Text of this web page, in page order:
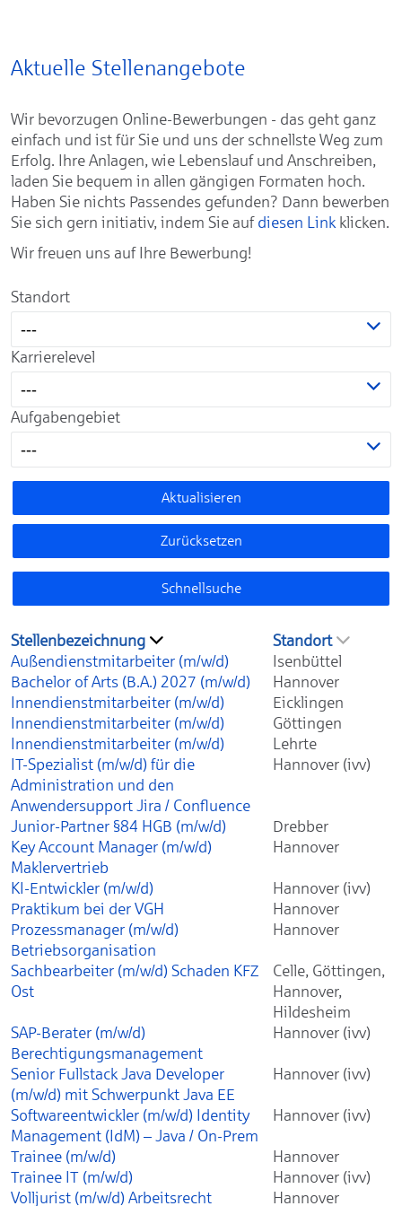
Aktuelle Stellenangebote
Wir bevorzugen Online-Bewerbungen - das geht ganz
einfach und ist für Sie und uns der schnellste Weg zum
Erfolg. Ihre Anlagen, wie Lebenslauf und Anschreiben,
laden Sie bequem in allen gängigen Formaten hoch.
Haben Sie nichts Passendes gefunden? Dann bewerben
Sie sich gern initiativ, indem Sie auf diesen Linkklicken.
Wir freuen uns auf Ihre Bewerbung!
Standort
---
Karrierelevel
---
Aufgabengebiet
---
Aktualisieren
Zurücksetzen
Schnellsuche
Stellenbezeichnung
Standort
Außendienstmitarbeiter (m/w/d)
Isenbüttel
Bachelor of Arts (B.A.) 2027 (m/w/d)
Hannover
Innendienstmitarbeiter (m/w/d)
Eicklingen
Innendienstmitarbeiter (m/w/d)
Göttingen
Innendienstmitarbeiter (m/w/d)
Lehrte
IT-Spezialist (m/w/d) für die
Administration und den
Anwendersupport Jira / Confluence
Hannover (ivv)
Junior-Partner §84 HGB (m/w/d)
Drebber
Key Account Manager (m/w/d)
Maklervertrieb
Hannover
KI-Entwickler (m/w/d)
Hannover (ivv)
Praktikum bei der VGH
Hannover
Prozessmanager (m/w/d)
Betriebsorganisation
Hannover
Sachbearbeiter (m/w/d) Schaden KFZ
Ost
Celle, Göttingen,
Hannover,
Hildesheim
SAP-Berater (m/w/d)
Berechtigungsmanagement
Hannover (ivv)
Senior Fullstack Java Developer
(m/w/d) mit Schwerpunkt Java EE
Hannover (ivv)
Softwareentwickler (m/w/d) Identity
Management (IdM) – Java / On-Prem
Hannover (ivv)
Trainee (m/w/d)
Hannover
Trainee IT (m/w/d)
Hannover (ivv)
Volljurist (m/w/d) Arbeitsrecht
Hannover